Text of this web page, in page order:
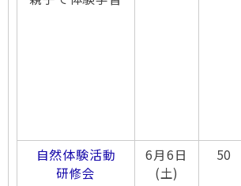
自然体験活動
研修会
6月6日
(土)
50